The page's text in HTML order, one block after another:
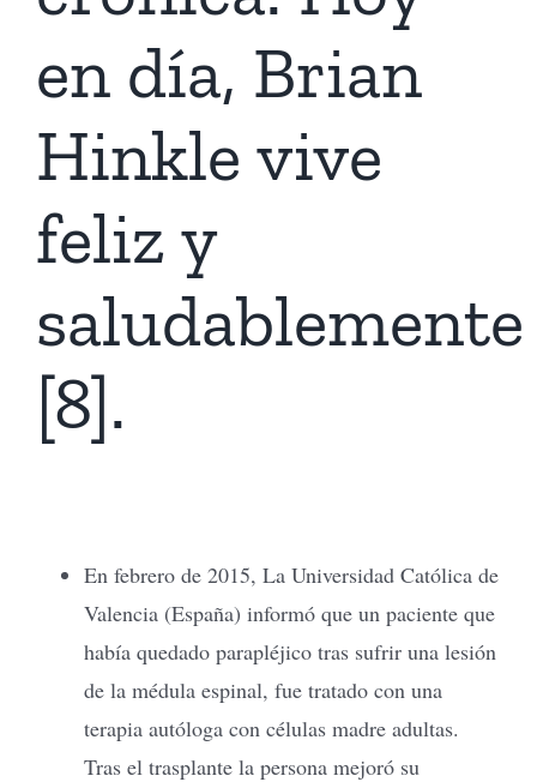
en día, Brian
Hinkle vive
feliz y
saludablemente
[8].
En febrero de 2015, La Universidad Católica de
Valencia (España) informó que un paciente que
había quedado parapléjico tras sufrir una lesión
de la médula espinal, fue tratado con una
terapia autóloga con células madre adultas.
Tras el trasplante la persona mejoró su